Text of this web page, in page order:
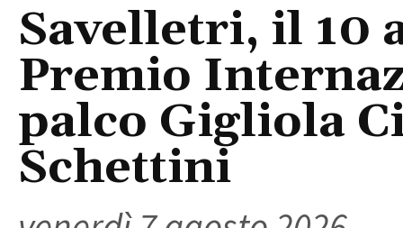
Savelletri, il 10
Premio
palco Gigliola
Schettini